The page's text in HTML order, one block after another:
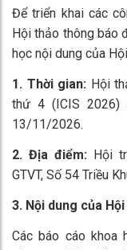
Để triển khai các
Hội thảo thông báo
học nội dung của
1. Thời gian: Hội
thứ 4 (ICIS
13/11/2026.
2. Địa điểm: Hội
GTVT, Số 54 Triều
3. Nội dung của
Các báo cáo khoa